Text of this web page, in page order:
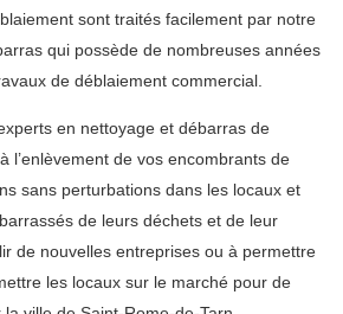
sont traités facilement par notre
qui possède de nombreuses années
de déblaiement commercial.
en nettoyage et débarras de
l’enlèvement de vos encombrants de
sans perturbations dans les locaux et
de leurs déchets et de leur
de nouvelles entreprises ou à permettre
les locaux sur le marché pour de